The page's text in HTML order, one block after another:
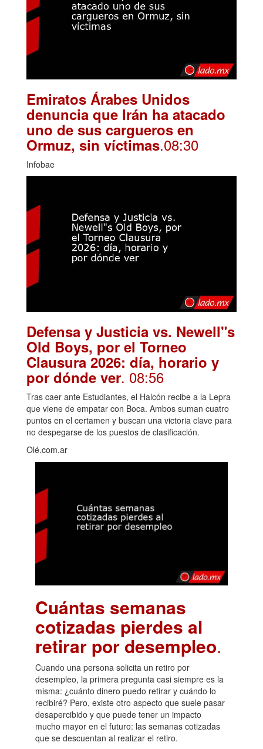
Emiratos Árabes Unidos
denuncia que Irán ha atacado
uno de sus cargueros en
Ormuz, sin víctimas.08:30
Infobae
Defensa y Justicia vs. Newell"s
Old Boys, por el Torneo
Clausura 2026: día, horario y
por dónde ver. 08:56
Tras caer ante Estudiantes, el Halcón recibe a la Lepra
que viene de empatar con Boca. Ambos suman cuatro
puntos en el certamen y buscan una victoria clave para
no despegarse de los puestos de clasificación.
Olé.com.ar
Cuántas semanas
cotizadas pierdes al
retirar por desempleo.
Cuando una persona solicita un retiro por
desempleo, la primera pregunta casi siempre es la
misma: ¿cuánto dinero puedo retirar y cuándo lo
recibiré? Pero, existe otro aspecto que suele pasar
desapercibido y que puede tener un impacto
mucho mayor en el futuro: las semanas cotizadas
que se descuentan al realizar el retiro.